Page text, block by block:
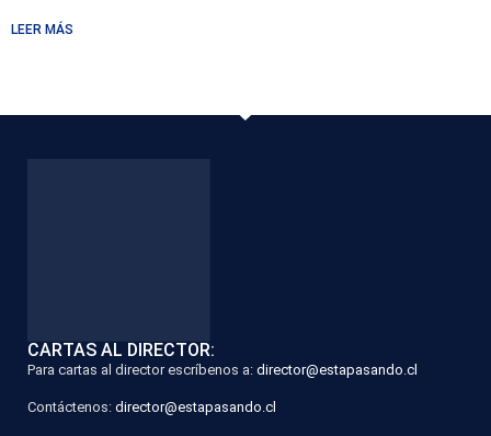
LEER MÁS
CARTAS AL DIRECTOR:
Para cartas al director escríbenos a: director@estapasando.cl
Contáctenos: director@estapasando.cl